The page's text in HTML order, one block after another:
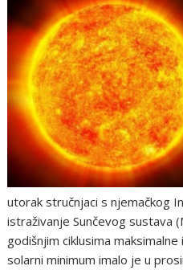
utorak stručnjaci s njemačkog
istraživanje Sunčevog sustava
godišnjim ciklusima
solarni minimum imalo je u